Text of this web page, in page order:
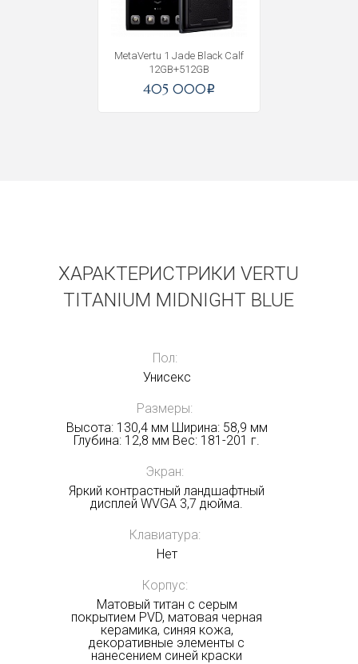
MetaVertu 1 Jade Black Calf
12GB+512GB
405 000i
ХАРАКТЕРИСТРИКИ VERTU
TITANIUM MIDNIGHT BLUE
Пол:
Унисекс
Размеры:
Высота: 130,4 мм Ширина: 58,9 мм
Глубина: 12,8 мм Вес: 181-201 г.
Экран:
Яркий контрастный ландшафтный
дисплей WVGA 3,7 дюйма.
Клавиатура:
Нет
Корпус:
Матовый титан с серым
покрытием PVD, матовая черная
керамика, синяя кожа,
декоративные элементы с
нанесением синей краски